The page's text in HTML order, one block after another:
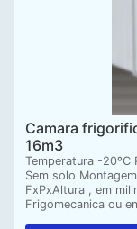
Camara
16m3
Temperatura -20ºC
Sem solo
FxPxAltura , em
Frigomecanica ou